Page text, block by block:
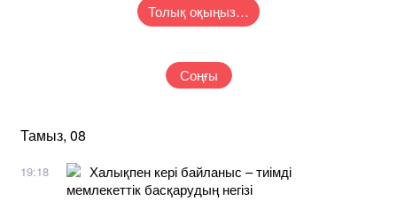
Толық оқыңыз…
Соңғы
Тамыз, 08
19:18
Халықпен кері байланыс – тиімді
мемлекеттік басқарудың негізі